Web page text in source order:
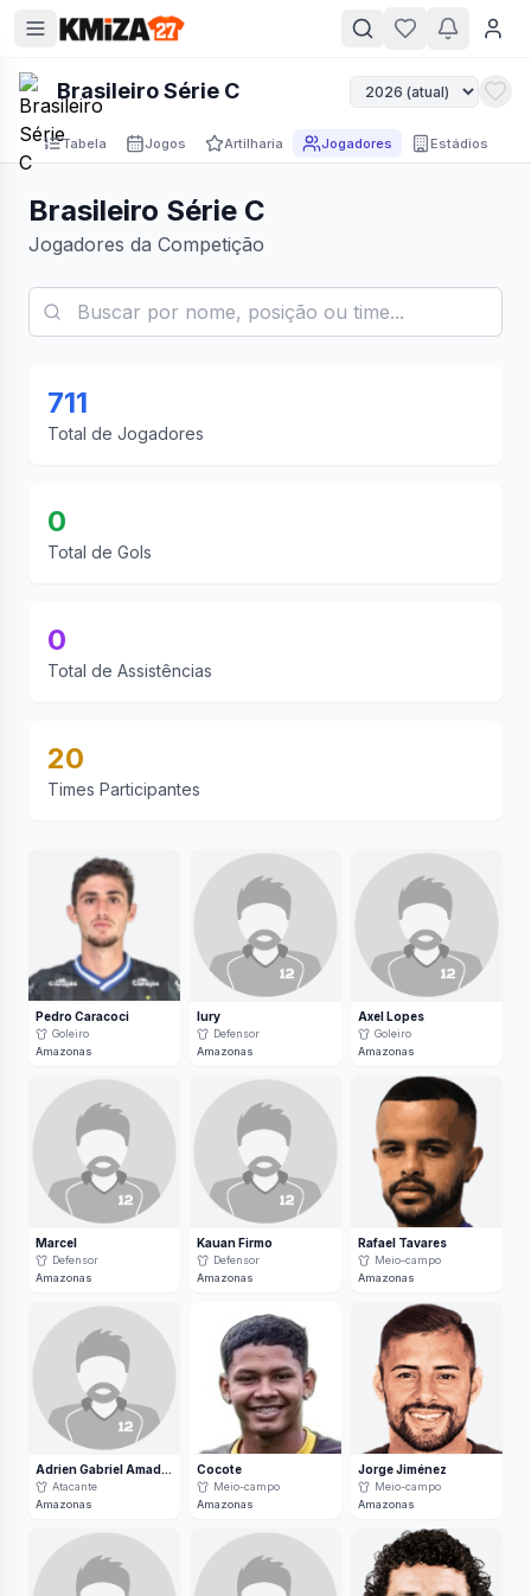
Brasileiro Série C
Tabela Jogos Artilharia Jogadores Estádios
Brasileiro Série C
Jogadores da Competição
711
Total de Jogadores
0
Total de Gols
0
Total de Assistências
20
Times Participantes
Pedro Caracoci
Goleiro
Amazonas
Iury
Defensor
Amazonas
Axel Lopes
Goleiro
Amazonas
Marcel
Defensor
Amazonas
Kauan Firmo
Defensor
Amazonas
Rafael Tavares
Meio-campo
Amazonas
Adrien Gabriel Amadio Graffin
Atacante
Amazonas
Cocote
Meio-campo
Amazonas
Jorge Jiménez
Meio-campo
Amazonas